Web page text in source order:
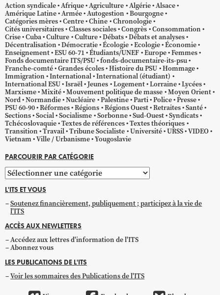
Action syndicale Afrique Agriculture Algérie Alsace
Amérique Latine Armée Autogestion
Bourgogne
Catégories mères Centre Chine Chronologie
Cités universitaires Classes sociales Congrès Consommation
Crise Cuba Culture Culture Débats Débats et analyses
Décentralisation Démocratie Écologie Ecologie Économie
Enseignement ESU 60-71 Étudiants/UNEF Europe Femmes
Fonds documentaire ITS/PSU fonds-documentaire-its-psu
Franche-comté Grandes écoles Histoire du PSU Hommage
Immigration International International (étudiant)
International ESU Israël Jeunes Logement Lorraine Lycées
Marxisme Mixité Mouvement politique de masse Moyen Orient
Nord Normandie Nucléaire Palestine Parti Police Presse
PSU 60-90 Réformes Régions Régions Ouest Retraites Santé
Sections Social Socialisme Sorbonne Sud-Ouest Syndicats
Tchécoslovaquie Textes de références Textes théoriques
Transition Travail Tribune Socialiste Université URSS VIDEO
Vietnam Ville / Urbanisme Yougoslavie
PARCOURIR PAR CATÉGORIE
Parcourir
par
catégorie
L'ITS ET VOUS
Soutenez financièrement, publiquement ; participez à la vie de
l'ITS
ACCÈS AUX NEWLETTERS
Accédez aux lettres d'information de l'ITS
Abonnez vous
LES PUBLICATIONS DE L'ITS
Voir les sommaires des Publications de l'ITS